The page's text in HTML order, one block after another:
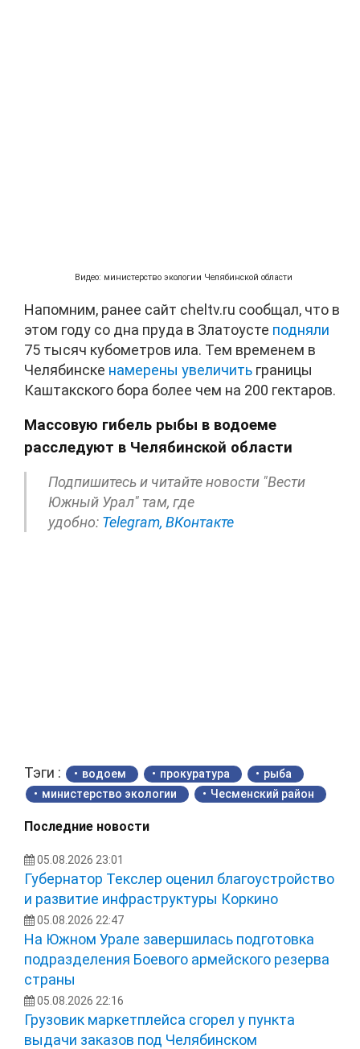
Видео: министерство экологии Челябинской области
Напомним, ранее сайт cheltv.ru сообщал, что в
этом году со дна пруда в Златоусте подняли
75 тысяч кубометров ила. Тем временем в
Челябинске намерены увеличить границы
Каштакского бора более чем на 200 гектаров.
Массовую гибель рыбы в водоеме
расследуют в Челябинской области
Подпишитесь и читайте новости "Вести
Южный Урал" там, где
удобно: Telegram, ВКонтакте
Тэги : водоем прокуратура
рыба
министерство экологии
Чесменский район
Последние новости
05.08.2026 23:01
Губернатор Текслер оценил благоустройство
и развитие инфраструктуры Коркино
05.08.2026 22:47
На Южном Урале завершилась подготовка
подразделения Боевого армейского резерва
страны
05.08.2026 22:16
Грузовик маркетплейса сгорел у пункта
выдачи заказов под Челябинском